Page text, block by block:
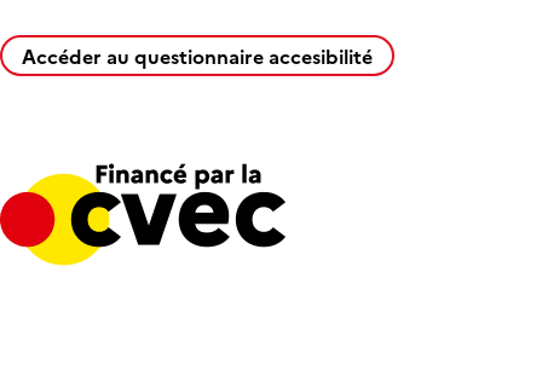
Accéder au questionnaire accesibilité